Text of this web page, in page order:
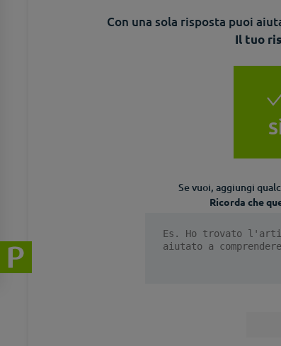
Con una sola risposta puoi
Il tuo
Se vuoi, aggiungi
Ricorda che